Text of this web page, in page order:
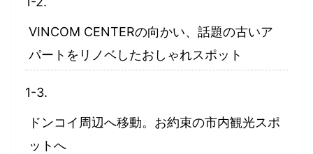
VINCOM CENTERの向かい、話題の古いア
パートをリノベしたおしゃれスポット
ドンコイ周辺へ移動。お約束の市内観光スポ
ットへ